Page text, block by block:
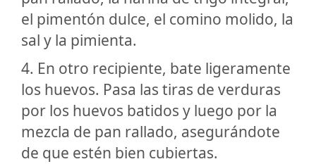
el pimentón dulce, el comino molido, la
sal y la pimienta.
4. En otro recipiente, bate ligeramente
los huevos. Pasa las tiras de verduras
por los huevos batidos y luego por la
mezcla de pan rallado, asegurándote
de que estén bien cubiertas.